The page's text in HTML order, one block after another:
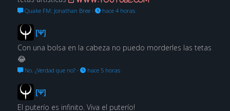
Quake FM: Jonathan Bree· hace 4 horas
[Ψ]
Con una bolsa en la cabeza no puedo morderles las tetas
😂
No. ¿Verdad que no?· hace 5 horas
[Ψ]
El puterío es infinito. Viva el puterío!